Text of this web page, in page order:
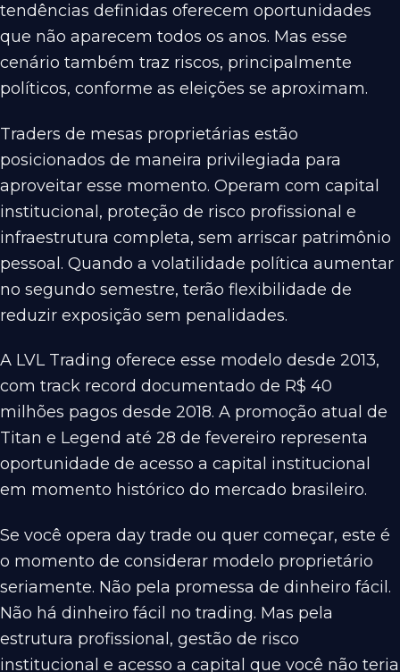
tendências definidas oferecem oportunidades
que não aparecem todos os anos. Mas esse
cenário também traz riscos, principalmente
políticos, conforme as eleições se aproximam.
Traders de mesas proprietárias estão
posicionados de maneira privilegiada para
aproveitar esse momento. Operam com capital
institucional, proteção de risco profissional e
infraestrutura completa, sem arriscar patrimônio
pessoal. Quando a volatilidade política aumentar
no segundo semestre, terão flexibilidade de
reduzir exposição sem penalidades.
A LVL Trading oferece esse modelo desde 2013,
com track record documentado de R$ 40
milhões pagos desde 2018. A promoção atual de
Titan e Legend até 28 de fevereiro representa
oportunidade de acesso a capital institucional
em momento histórico do mercado brasileiro.
Se você opera day trade ou quer começar, este é
o momento de considerar modelo proprietário
seriamente. Não pela promessa de dinheiro fácil.
Não há dinheiro fácil no trading. Mas pela
estrutura profissional, gestão de risco
institucional e acesso a capital que você não teria